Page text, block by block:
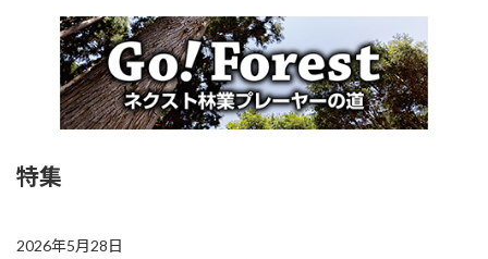
特集
2026年5月28日